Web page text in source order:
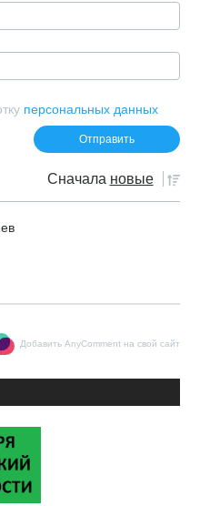
персональных данных
Сначала новые
Добавить AnyComment на свой сайт